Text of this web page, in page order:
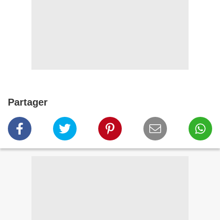
Partager